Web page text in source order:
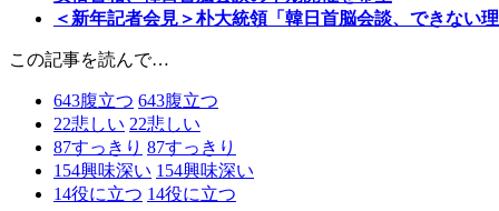
＜新年記者会見＞朴大統領「韓日首脳会談、できな
この記事を読んで…
643腹立つ 643腹立つ
22悲しい 22悲しい
87すっきり 87すっきり
154興味深い 154興味深い
14役に立つ 14役に立つ